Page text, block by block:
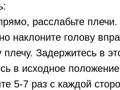
расслабьте плечи.
наклоните голову
плечу. Задержитесь в
в исходное
5-7 раз с каждой